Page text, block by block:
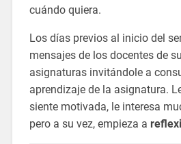
cuándo quiera.
Los días previos al inicio del
mensajes de los docentes de
asignaturas invitándole a
aprendizaje de la asignatura.
siente motivada, le interesa
pero a su vez, empieza a